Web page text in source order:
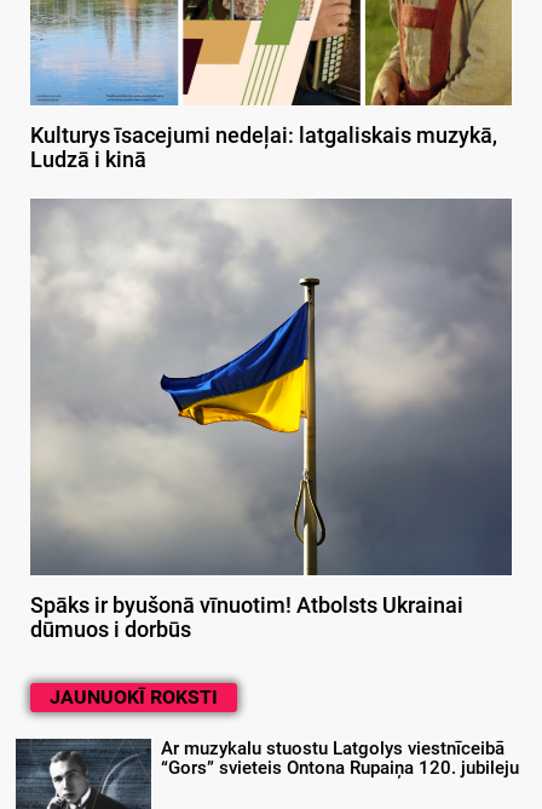
Kulturys īsacejumi nedeļai: latgaliskais muzykā,
Ludzā i kinā
Spāks ir byušonā vīnuotim! Atbolsts Ukrainai
dūmuos i dorbūs
JAUNUOKĪ ROKSTI
Ar muzykalu stuostu Latgolys viestnīceibā
“Gors” svieteis Ontona Rupaiņa 120. jubileju